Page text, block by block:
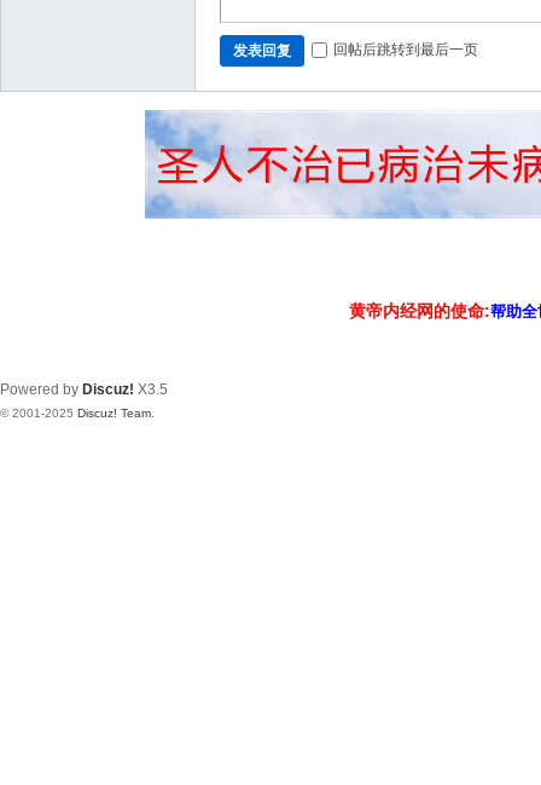
发表回复 回帖后跳转到最后一页
黄帝内经网的使命:帮助
Powered by Discuz! X3.5
© 2001-2025 Discuz! Team